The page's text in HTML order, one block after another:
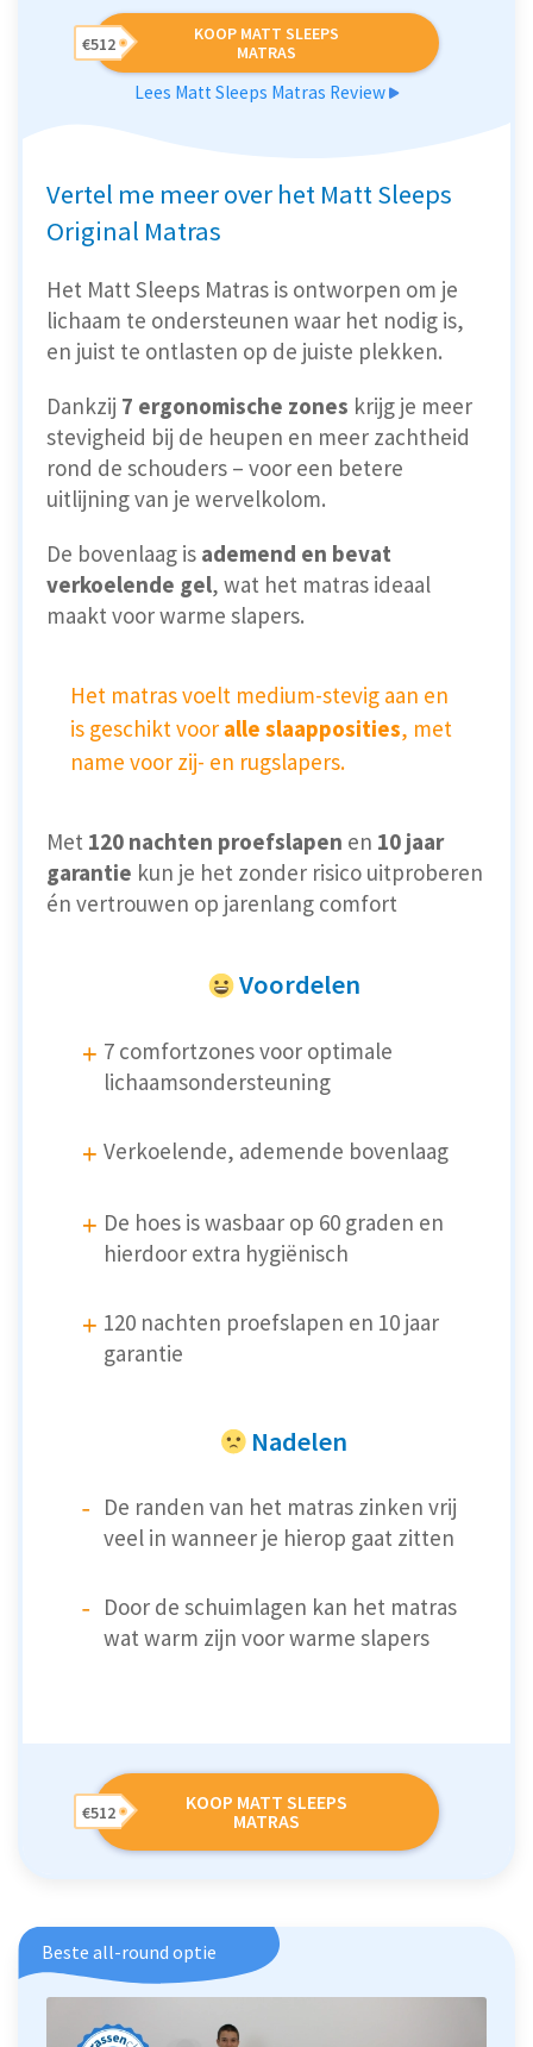
KOOP MATT SLEEPS
MATRAS
€512
Lees Matt Sleeps Matras Review
Vertel me meer over het Matt Sleeps
Original Matras
Het Matt Sleeps Matras is ontworpen om je
lichaam te ondersteunen waar het nodig is,
en juist te ontlasten op de juiste plekken.
Dankzij 7 ergonomische zones krijg je meer
stevigheid bij de heupen en meer zachtheid
rond de schouders – voor een betere
uitlijning van je wervelkolom.
De bovenlaag is ademend en bevat
verkoelende gel, wat het matras ideaal
maakt voor warme slapers.
Het matras voelt medium-stevig aan en
is geschikt voor alle slaapposities, met
name voor zij- en rugslapers.
Met 120 nachten proefslapen en 10 jaar
garantie kun je het zonder risico uitproberen
én vertrouwen op jarenlang comfort
Voordelen
7 comfortzones voor optimale
lichaamsondersteuning
Verkoelende, ademende bovenlaag
De hoes is wasbaar op 60 graden en
hierdoor extra hygiënisch
120 nachten proefslapen en 10 jaar
garantie
Nadelen
De randen van het matras zinken vrij
veel in wanneer je hierop gaat zitten
Door de schuimlagen kan het matras
wat warm zijn voor warme slapers
KOOP MATT SLEEPS
MATRAS
€512
Beste all-round optie